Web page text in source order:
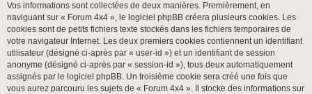
Vos informations sont collectées de deux manières. Premièrement, en
naviguant sur « Forum 4x4 », le logiciel phpBB créera plusieurs cookies. Les
cookies sont de petits fichiers texte stockés dans les fichiers temporaires de
votre navigateur Internet. Les deux premiers cookies contiennent un identifiant
utilisateur (désigné ci-après par « user-id ») et un identifiant de session
anonyme (désigné ci-après par « session-id »), tous deux automatiquement
assignés par le logiciel phpBB. Un troisième cookie sera créé une fois que
vous aurez parcouru les sujets de « Forum 4x4 ». Il stocke des informations sur